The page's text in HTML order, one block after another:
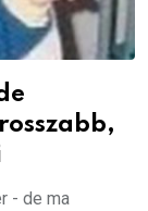
- de ma